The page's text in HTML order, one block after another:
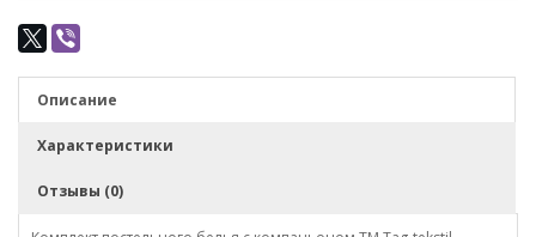
Описание
Характеристики
Отзывы (0)